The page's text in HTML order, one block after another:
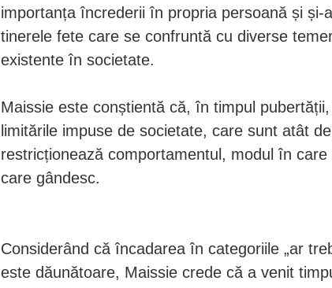
importanța încrederii în propria persoană și și-
tinerele fete care se confruntă cu diverse
existente în societate.
Maissie este conștientă că, în timpul
limitările impuse de societate, care sunt atât
restricționează comportamentul, modul în
care gândesc.
Considerând că încadarea în categoriile „ar
este dăunătoare, Maissie crede că a venit